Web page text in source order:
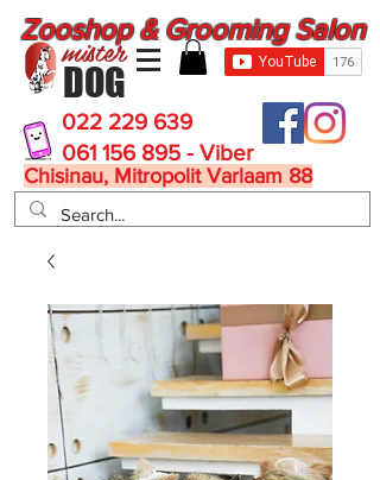
DOG
mister
Zooshop & Grooming Salon
022 229 639
061 156 895 - Viber
Chisinau, Mitropolit Varlaam 88